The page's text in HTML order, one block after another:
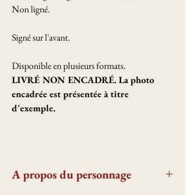
Non ligné.
Signé sur l'avant.
Disponible en plusieurs formats.
LIVRÉ NON ENCADRÉ. La photo
encadrée est présentée à titre
d'exemple.
A propos du personnage